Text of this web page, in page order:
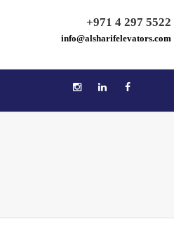
+971 4 297 5522
info@alsharifelevators.com